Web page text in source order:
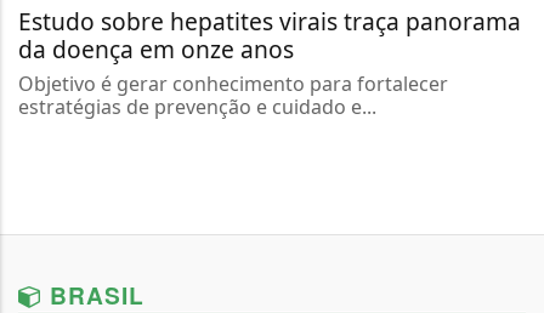
Estudo sobre hepatites virais traça panorama
da doença em onze anos
Objetivo é gerar conhecimento para fortalecer
estratégias de prevenção e cuidado e...
BRASIL